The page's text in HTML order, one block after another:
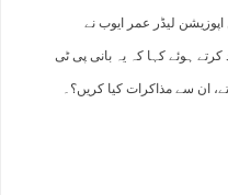
اپوزیشن لیڈر عمر ایوب نے
ہوئے کہا کہ یہ بانی پی ٹی
ان سے مذاکرات کیا کریں؟۔